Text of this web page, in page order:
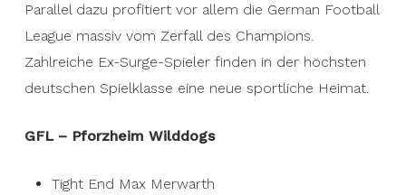
Parallel dazu profitiert vor allem die German Football
League massiv vom Zerfall des Champions.
Zahlreiche Ex-Surge-Spieler finden in der höchsten
deutschen Spielklasse eine neue sportliche Heimat.
GFL – Pforzheim Wilddogs
Tight End Max Merwarth